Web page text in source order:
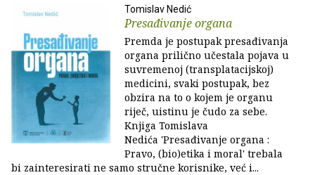
Tomislav Nedić
Presađivanje organa
Premda je postupak presađivanja
organa prilično učestala pojava u
suvremenoj (transplatacijskoj)
medicini, svaki postupak, bez
obzira na to o kojem je organu
riječ, uistinu je čudo za sebe.
Knjiga Tomislava
Nedića 'Presađivanje organa :
Pravo, (bio)etika i moral' trebala
bi zainteresirati ne samo stručne korisnike, već i...